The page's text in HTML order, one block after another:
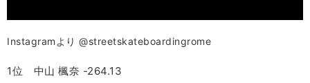
Instagramより @streetskateboardingrome
1位 中山 楓奈 -264.13